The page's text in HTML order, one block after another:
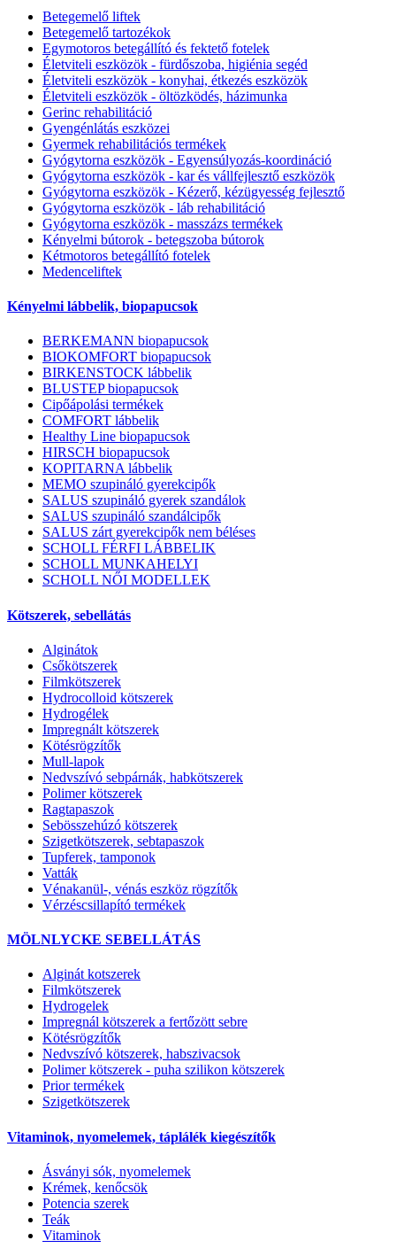
Betegemelő liftek
Betegemelő tartozékok
Egymotoros betegállító és fektető fotelek
Életviteli eszközök - fürdőszoba, higiénia segéd
Életviteli eszközök - konyhai, étkezés eszközök
Életviteli eszközök - öltözködés, házimunka
Gerinc rehabilitáció
Gyengénlátás eszközei
Gyermek rehabilitációs termékek
Gyógytorna eszközök - Egyensúlyozás-koordináció
Gyógytorna eszközök - kar és vállfejlesztő eszközök
Gyógytorna eszközök - Kézerő, kézügyesség fejlesztő
Gyógytorna eszközök - láb rehabilitáció
Gyógytorna eszközök - masszázs termékek
Kényelmi bútorok - betegszoba bútorok
Kétmotoros betegállító fotelek
Medenceliftek
Kényelmi lábbelik, biopapucsok
BERKEMANN biopapucsok
BIOKOMFORT biopapucsok
BIRKENSTOCK lábbelik
BLUSTEP biopapucsok
Cipőápolási termékek
COMFORT lábbelik
Healthy Line biopapucsok
HIRSCH biopapucsok
KOPITARNA lábbelik
MEMO szupináló gyerekcipők
SALUS szupináló gyerek szandálok
SALUS szupináló szandálcipők
SALUS zárt gyerekcipők nem béléses
SCHOLL FÉRFI LÁBBELIK
SCHOLL MUNKAHELYI
SCHOLL NŐI MODELLEK
Kötszerek, sebellátás
Alginátok
Csőkötszerek
Filmkötszerek
Hydrocolloid kötszerek
Hydrogélek
Impregnált kötszerek
Kötésrögzítők
Mull-lapok
Nedvszívó sebpárnák, habkötszerek
Polimer kötszerek
Ragtapaszok
Sebösszehúzó kötszerek
Szigetkötszerek, sebtapaszok
Tupferek, tamponok
Vatták
Vénakanül-, vénás eszköz rögzítők
Vérzéscsillapító termékek
MÖLNLYCKE SEBELLÁTÁS
Alginát kotszerek
Filmkötszerek
Hydrogelek
Impregnál kötszerek a fertőzött sebre
Kötésrögzítők
Nedvszívó kötszerek, habszivacsok
Polimer kötszerek - puha szilikon kötszerek
Prior termékek
Szigetkötszerek
Vitaminok, nyomelemek, táplálék kiegészítők
Ásványi sók, nyomelemek
Krémek, kenőcsök
Potencia szerek
Teák
Vitaminok